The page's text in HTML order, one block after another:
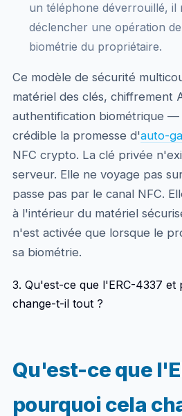
un téléphone déverrouillé, il
déclencher une opération
biométrie du propriétaire.
Ce modèle de sécurité
matériel des clés, chiffrement
authentification biométrique
crédible la promesse d'auto-
NFC crypto. La clé privée
serveur. Elle ne voyage pas
passe pas par le canal NFC.
à l'intérieur du matériel
n'est activée que lorsque le
sa biométrie.
3. Qu'est-ce que l'ERC-4337 et
change-t-il tout ?
Qu'est-ce que
pourquoi cela